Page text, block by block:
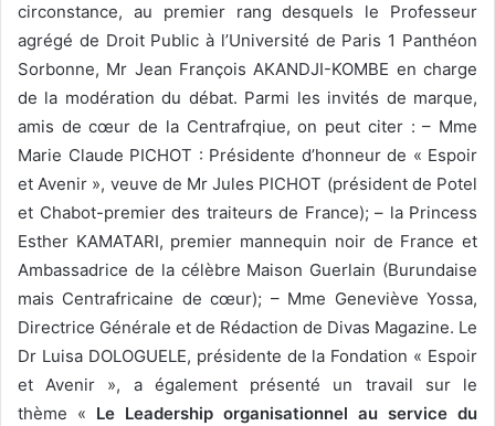
circonstance, au premier rang desquels le Professeur
agrégé de Droit Public à l’Université de Paris 1 Panthéon
Sorbonne, Mr Jean François AKANDJI-KOMBE en charge
de la modération du débat. Parmi les invités de marque,
amis de cœur de la Centrafrqiue, on peut citer : – Mme
Marie Claude PICHOT : Présidente d’honneur de « Espoir
et Avenir », veuve de Mr Jules PICHOT (président de Potel
et Chabot-premier des traiteurs de France); – la Princess
Esther KAMATARI, premier mannequin noir de France et
Ambassadrice de la célèbre Maison Guerlain (Burundaise
mais Centrafricaine de cœur); – Mme Geneviève Yossa,
Directrice Générale et de Rédaction de Divas Magazine. Le
Dr Luisa DOLOGUELE, présidente de la Fondation « Espoir
et Avenir », a également présenté un travail sur le
thème « Le Leadership organisationnel au service du